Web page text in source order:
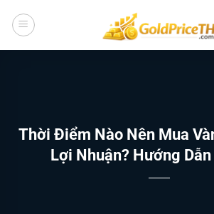
qua
Thời Điểm Nào Nên Mua
Lợi Nhuận? Hướng